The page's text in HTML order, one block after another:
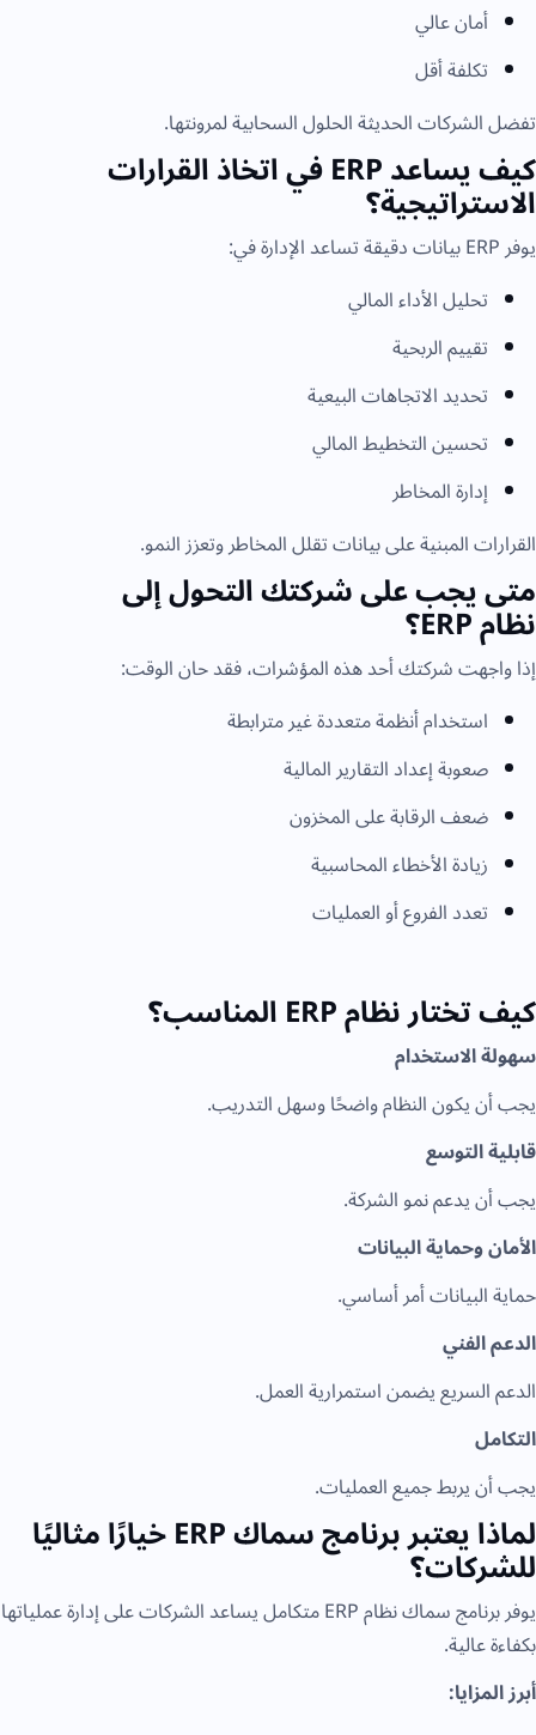
أمان عالي
تكلفة أقل
تفضل الشركات الحديثة الحلول السحابية لمرونتها.
كيف يساعد ERP في اتخاذ القرارات
الاستراتيجية؟
يوفر ERP بيانات دقيقة تساعد الإدارة في:
تحليل الأداء المالي
تقييم الربحية
تحديد الاتجاهات البيعية
تحسين التخطيط المالي
إدارة المخاطر
القرارات المبنية على بيانات تقلل المخاطر وتعزز النمو.
متى يجب على شركتك التحول إلى
نظام ERP؟
إذا واجهت شركتك أحد هذه المؤشرات، فقد حان الوقت:
استخدام أنظمة متعددة غير مترابطة
صعوبة إعداد التقارير المالية
ضعف الرقابة على المخزون
زيادة الأخطاء المحاسبية
تعدد الفروع أو العمليات
كيف تختار نظام ERP المناسب؟
سهولة الاستخدام
يجب أن يكون النظام واضحًا وسهل التدريب.
قابلية التوسع
يجب أن يدعم نمو الشركة.
الأمان وحماية البيانات
حماية البيانات أمر أساسي.
الدعم الفني
الدعم السريع يضمن استمرارية العمل.
التكامل
يجب أن يربط جميع العمليات.
لماذا يعتبر برنامج سماك ERP خيارًا مثاليًا
للشركات؟
يوفر برنامج سماك نظام ERP متكامل يساعد الشركات على إدارة عملياتها
بكفاءة عالية.
أبرز المزايا: